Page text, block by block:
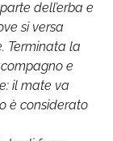
dell’erba e
si versa
Terminata la
e
il mate va
è considerato